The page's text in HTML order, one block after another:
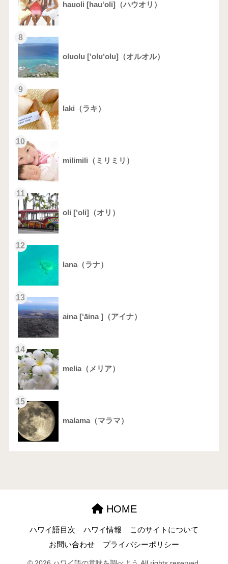
hauoli [hau‘oli]（ハウオリ）
8
oluolu [‘olu‘olu]（オルオル）
9
laki（ラキ）
10
milimili（ミリミリ）
11
oli [‘oli]（オリ）
12
lana（ラナ）
13
aina [‘āina ]（アイナ）
14
melia（メリア）
15
malama（マラマ）
HOME
ハワイ語目次 ハワイ情報
このサイトについて
お問い合わせ
プライバシーポリシー